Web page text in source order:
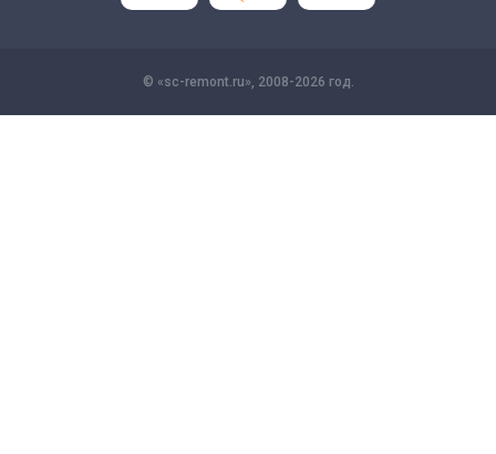
© «sc-remont.ru», 2008-2026 год.